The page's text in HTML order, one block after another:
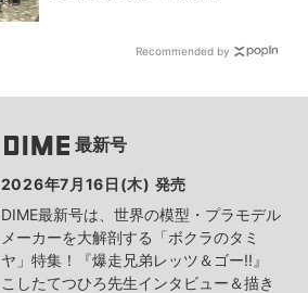
Recommended by
最新号
2026年7月16日(木) 発売
DIME最新号は、世界の模型・プラモデル
メーカーを大解剖する「ボクラのタミ
ヤ」特集！『爆走兄弟レッツ＆ゴー!!』
こしたてつひろ先生インタビュー＆描き